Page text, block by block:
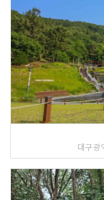
대구